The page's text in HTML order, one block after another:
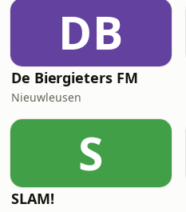
DB
De Biergieters FM
Nieuwleusen
S
SLAM!